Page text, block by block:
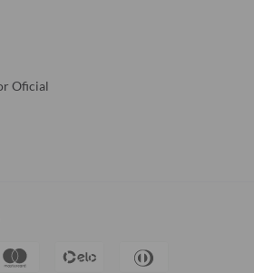
Oficial